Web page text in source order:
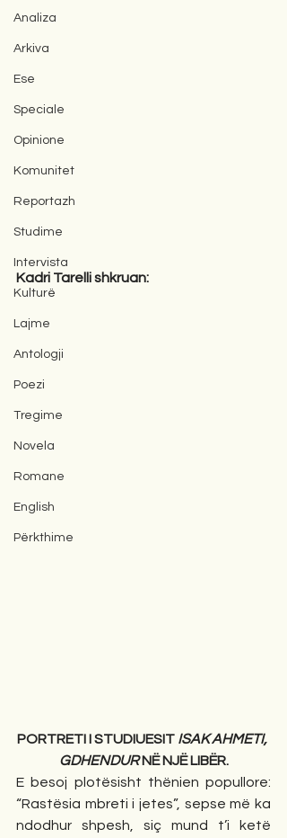
Analiza
Arkiva
Ese
Speciale
Opinione
Komunitet
Reportazh
Studime
Intervista
Kulturë
Lajme
Antologji
Poezi
Tregime
Novela
Romane
English
Përkthime
Kadri Tarelli shkruan:
PORTRETI I STUDIUESIT ISAK AHMETI,
GDHENDUR NË NJË LIBËR.
E besoj plotësisht thënien popullore:
“Rastësia mbreti i jetes”, sepse më ka
ndodhur shpesh, siç mund t’i ketë